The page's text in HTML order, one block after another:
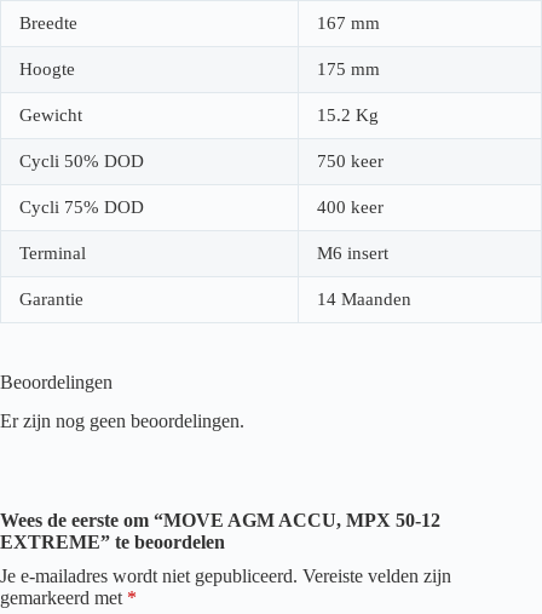
Breedte 167 mm
Hoogte 175 mm
Gewicht 15.2 Kg
Cycli 50% DOD 750 keer
Cycli 75% DOD 400 keer
Terminal M6 insert
Garantie 14 Maanden
Beoordelingen
Er zijn nog geen beoordelingen.
Wees de eerste om “MOVE AGM ACCU, MPX 50-12
EXTREME” te beoordelen
Je e-mailadres wordt niet gepubliceerd. Vereiste velden zijn
gemarkeerd met *